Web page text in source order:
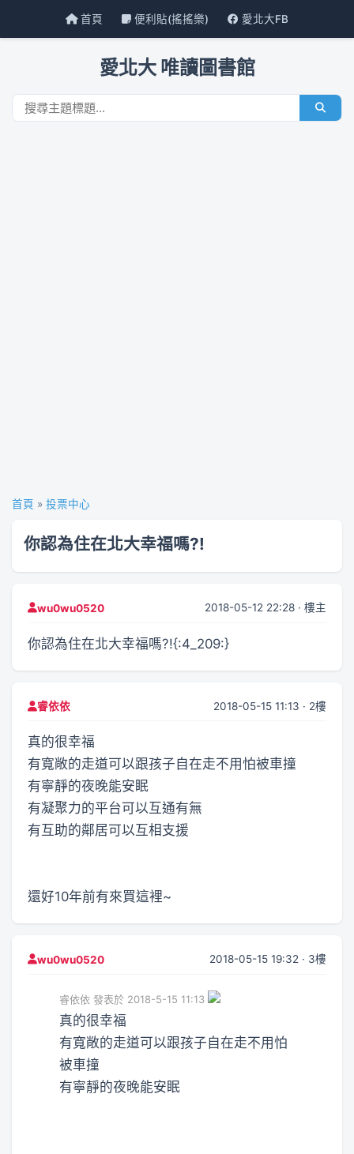
首頁 便利貼(搖搖樂) 愛北大FB
愛北大 唯讀圖書館
首頁 » 投票中心
你認為住在北大幸福嗎?!
wu0wu0520 2018-05-12 22:28 · 樓主
你認為住在北大幸福嗎?!{:4_209:}
睿依依 2018-05-15 11:13 · 2樓
真的很幸福
有寬敞的走道可以跟孩子自在走不用怕被車撞
有寧靜的夜晚能安眠
有凝聚力的平台可以互通有無
有互助的鄰居可以互相支援
還好10年前有來買這裡~
wu0wu0520 2018-05-15 19:32 · 3樓
睿依依 發表於 2018-5-15 11:13
真的很幸福
有寬敞的走道可以跟孩子自在走不用怕
被車撞
有寧靜的夜晚能安眠